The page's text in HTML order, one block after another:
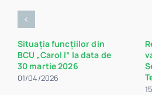
Situația funcțiilor din
BCU „Carol I” la data de
30 martie 2026
01/04/2026